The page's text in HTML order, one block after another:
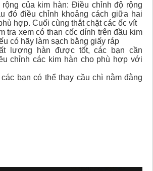
của kim hàn: Điều chỉnh độ rộng
đó điều chỉnh khoảng cách giữa hai
hợp. Cuối cùng thắt chặt các ốc vít
tra xem có than cốc dính trên đầu kim
có hãy làm sạch bằng giấy ráp
lượng hàn được tốt, các bạn cần
chỉnh các kim hàn cho phù hợp với
bạn có thể thay cầu chì nằm đằng